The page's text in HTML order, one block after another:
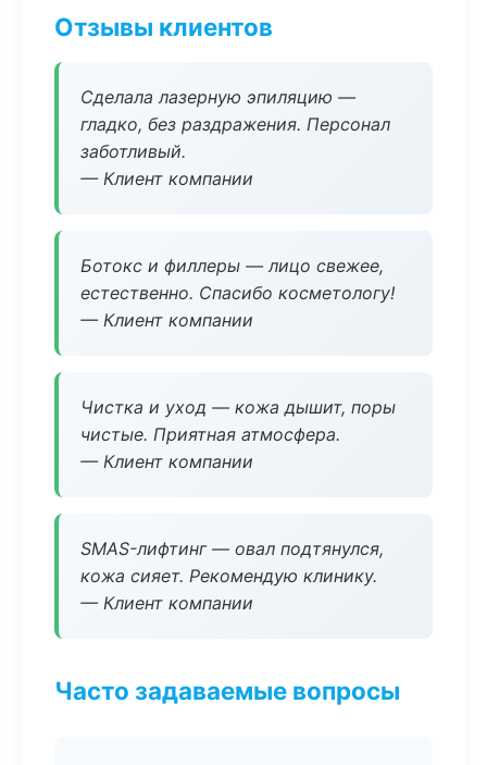
Отзывы клиентов
Сделала лазерную эпиляцию —
гладко, без раздражения. Персонал
заботливый.
— Клиент компании
Ботокс и филлеры — лицо свежее,
естественно. Спасибо косметологу!
— Клиент компании
Чистка и уход — кожа дышит, поры
чистые. Приятная атмосфера.
— Клиент компании
SMAS-лифтинг — овал подтянулся,
кожа сияет. Рекомендую клинику.
— Клиент компании
Часто задаваемые вопросы